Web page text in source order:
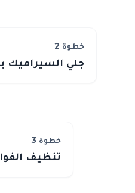
خطوة 2
جلي
خطوة 3
تنظيف